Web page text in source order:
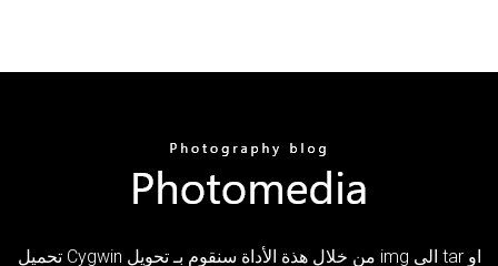
تحميل Cygwin من خلال هذة الأداة سنقوم بـ تحويل img الى tar او